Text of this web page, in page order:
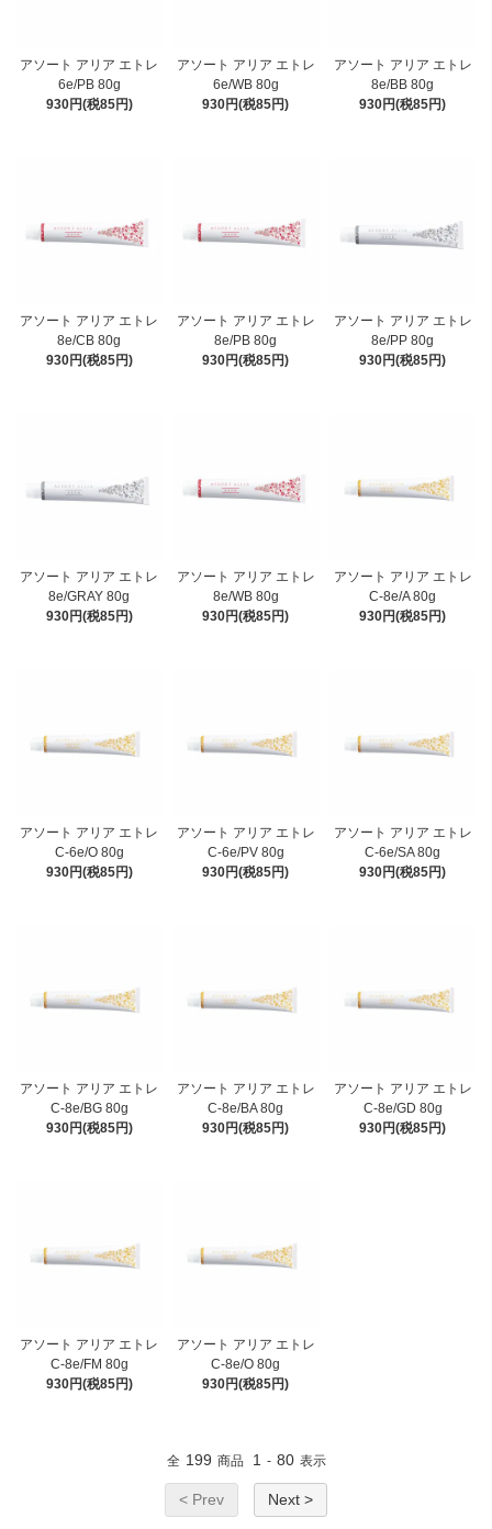
アソート アリア エトレ
6e/PB 80g
930円(税85円)
アソート アリア エトレ
6e/WB 80g
930円(税85円)
アソート アリア エトレ
8e/BB 80g
930円(税85円)
アソート アリア エトレ
8e/CB 80g
930円(税85円)
アソート アリア エトレ
8e/PB 80g
930円(税85円)
アソート アリア エトレ
8e/PP 80g
930円(税85円)
アソート アリア エトレ
8e/GRAY 80g
930円(税85円)
アソート アリア エトレ
8e/WB 80g
930円(税85円)
アソート アリア エトレ
C-8e/A 80g
930円(税85円)
アソート アリア エトレ
C-6e/O 80g
930円(税85円)
アソート アリア エトレ
C-6e/PV 80g
930円(税85円)
アソート アリア エトレ
C-6e/SA 80g
930円(税85円)
アソート アリア エトレ
C-8e/BG 80g
930円(税85円)
アソート アリア エトレ
C-8e/BA 80g
930円(税85円)
アソート アリア エトレ
C-8e/GD 80g
930円(税85円)
アソート アリア エトレ
C-8e/FM 80g
930円(税85円)
アソート アリア エトレ
C-8e/O 80g
930円(税85円)
全 199 商品 1 - 80 表示
< Prev Next >